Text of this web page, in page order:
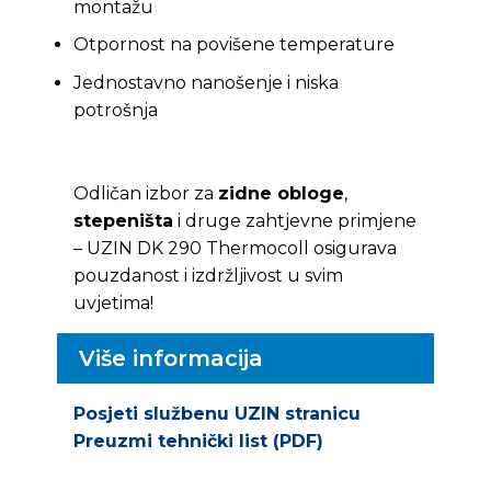
montažu
Otpornost na povišene temperature
Jednostavno nanošenje i niska
potrošnja
Odličan izbor za zidne obloge,
stepeništa i druge zahtjevne primjene
– UZIN DK 290 Thermocoll osigurava
pouzdanost i izdržljivost u svim
uvjetima!
Više informacija
Posjeti službenu UZIN stranicu
Preuzmi tehnički list (PDF)